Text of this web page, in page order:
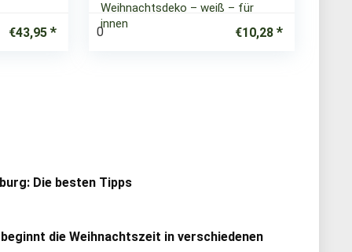
€43,95
Weihnachtsdeko – weiß – für
innen
0 €10,28
Die besten Tipps
die Weihnachtszeit in verschiedenen